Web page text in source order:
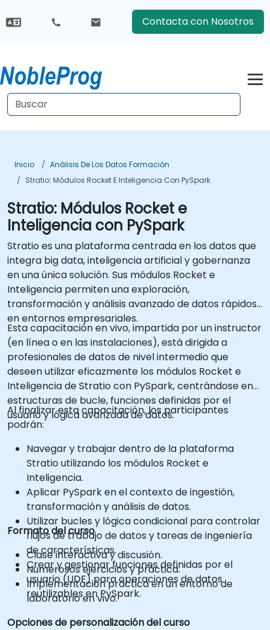
Contacta con Nosotros
Inicio
Análisis De Los Datos Formación
Stratio: Módulos Rocket E Inteligencia Con PySpark
Stratio: Módulos Rocket e
Inteligencia con PySpark
Stratio es una plataforma centrada en los datos que
integra big data, inteligencia artificial y gobernanza
en una única solución. Sus módulos Rocket e
Inteligencia permiten una exploración,
transformación y análisis avanzado de datos rápidos
en entornos empresariales.
Esta capacitación en vivo, impartida por un instructor
(en línea o en las instalaciones), está dirigida a
profesionales de datos de nivel intermedio que
deseen utilizar eficazmente los módulos Rocket e
Inteligencia de Stratio con PySpark, centrándose en
estructuras de bucle, funciones definidas por el
usuario y lógica avanzada de datos.
Al finalizar esta capacitación, los participantes
podrán:
Navegar y trabajar dentro de la plataforma
Stratio utilizando los módulos Rocket e
Inteligencia.
Aplicar PySpark en el contexto de ingestión,
transformación y análisis de datos.
Utilizar bucles y lógica condicional para controlar
flujos de trabajo de datos y tareas de ingeniería
de características.
Crear y gestionar funciones definidas por el
usuario (UDF) para operaciones de datos
reutilizables en PySpark.
Formato del curso
Clase interactiva y discusión.
Numerosos ejercicios y práctica.
Implementación práctica en un entorno de
laboratorio en vivo.
Opciones de personalización del curso